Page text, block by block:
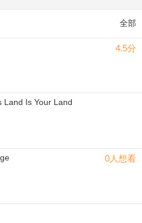
全部
4.5分
Land Is Your Land
0人想看